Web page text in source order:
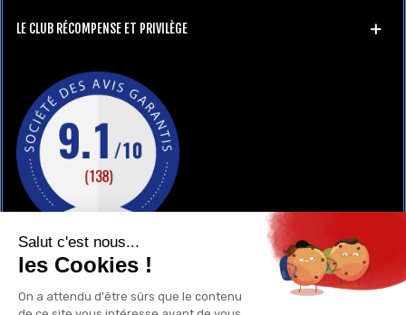
LE CLUB RÉCOMPENSE ET PRIVILÈGE